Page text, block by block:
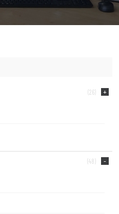
(26)
(48)